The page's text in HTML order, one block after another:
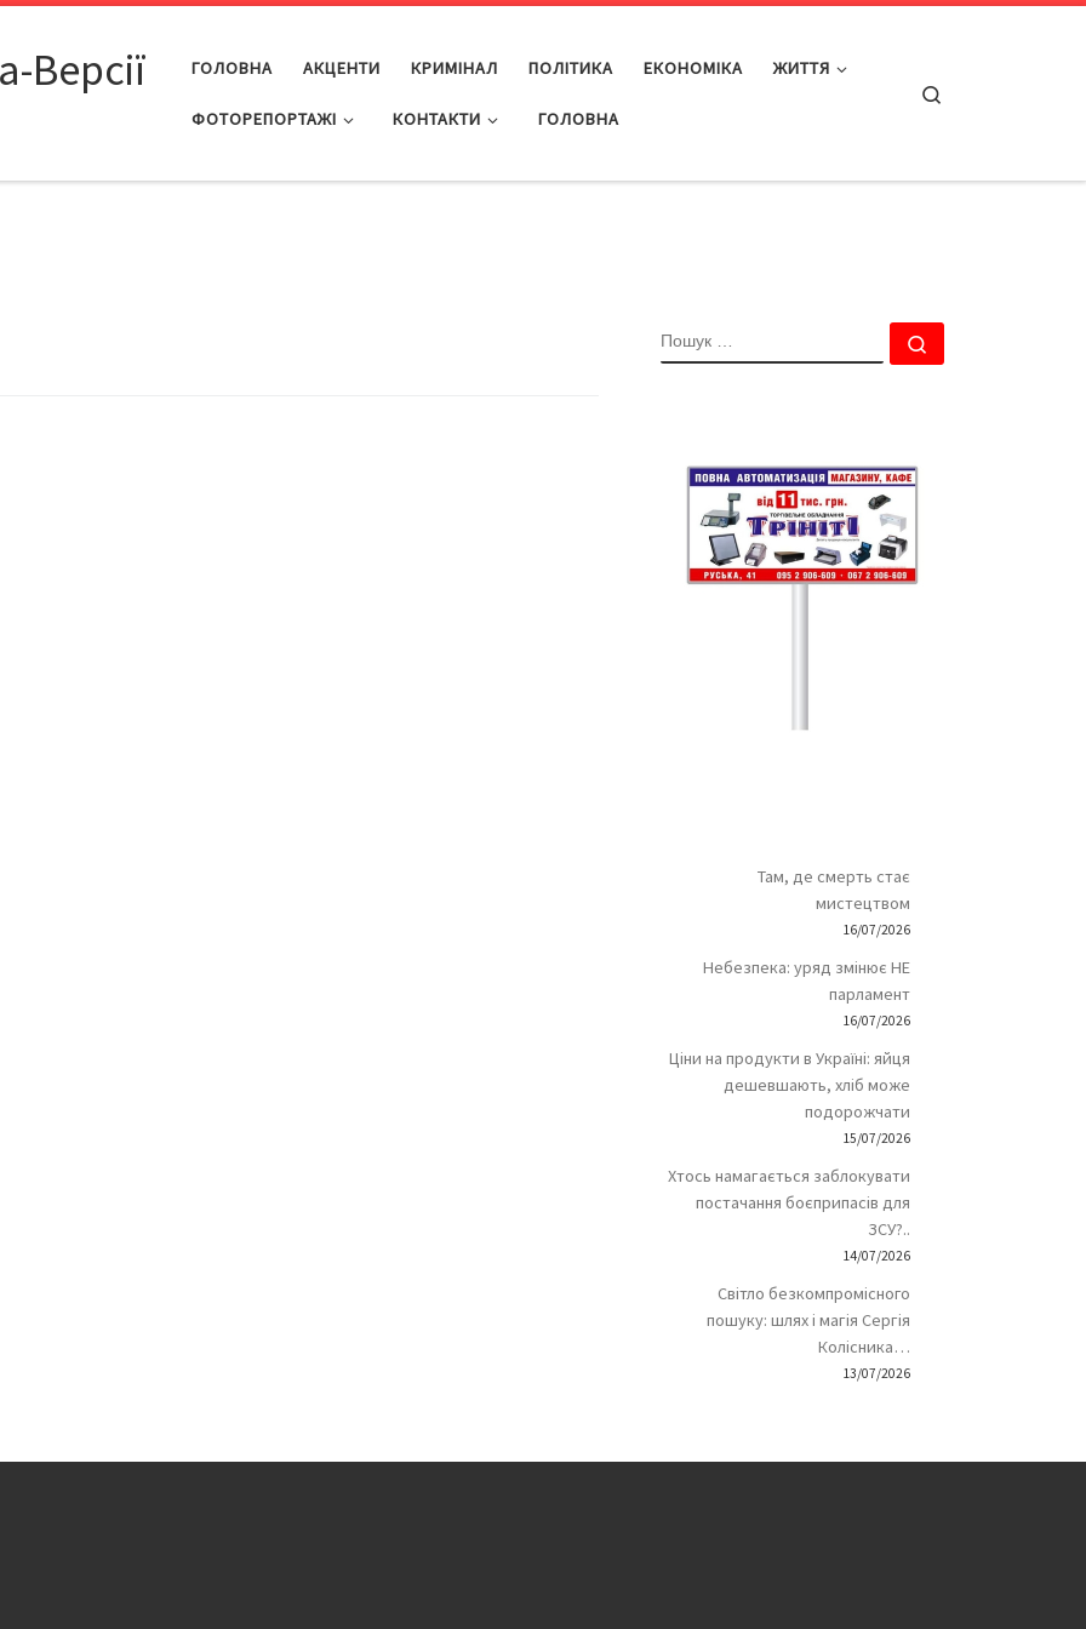
Версії ГОЛОВНА АКЦЕНТИ КРИМІНАЛ ПОЛІТИКА ЕКОНОМІКА ЖИТТЯ
ФОТОРЕПОРТАЖІ КОНТАКТИ ГОЛОВНА
ПОШУК
Там, де смерть стає
мистецтвом
16/07/2026
Небезпека: уряд змінює НЕ
парламент
16/07/2026
Ціни на продукти в Україні: яйця
дешевшають, хліб може
подорожчати
15/07/2026
Хтось намагається заблокувати
постачання боєприпасів для
ЗСУ?..
14/07/2026
Світло безкомпромісного
пошуку: шлях і магія Сергія
Колісника…
13/07/2026